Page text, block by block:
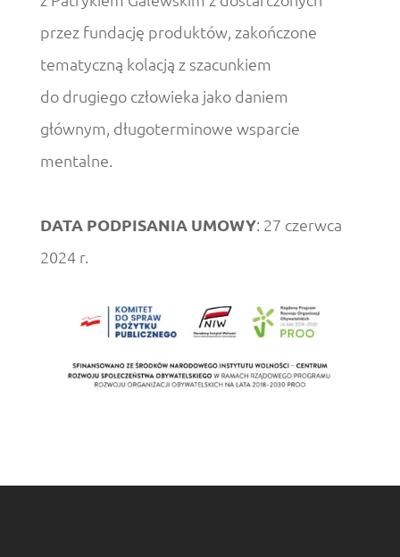
przez fundację produktów, zakończone
tematyczną kolacją z szacunkiem
do drugiego człowieka jako daniem
głównym, długoterminowe wsparcie
mentalne.
DATA PODPISANIA UMOWY: 27 czerwca
2024 r.